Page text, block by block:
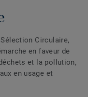
Circulaire,
en faveur de
et la pollution,
en usage et